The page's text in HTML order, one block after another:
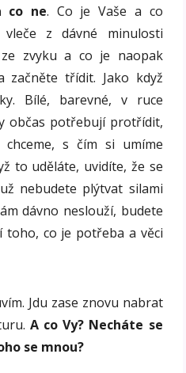
co ne. Co je Vaše a co
z dávné minulosti
zvyku a co je naopak
začněte třídit. Jako když
Bílé, barevné, v ruce
občas potřebují protřídit,
s čím si umíme
to uděláte, uvidíte, že se
nebudete plýtvat silami
dávno neslouží, budete
co je potřeba a věci
Jdu zase znovu nabrat
A co Vy? Necháte se
se mnou?